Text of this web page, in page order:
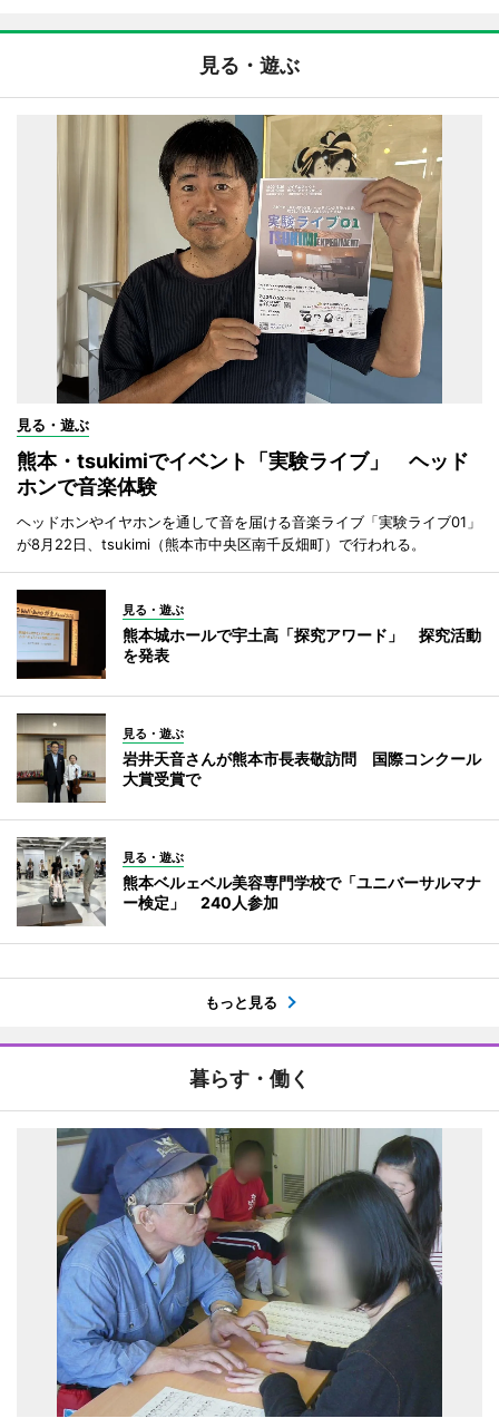
見る・遊ぶ
見る・遊ぶ
熊本・tsukimiでイベント「実験ライブ」 ヘッド
ホンで音楽体験
ヘッドホンやイヤホンを通して音を届ける音楽ライブ「実験ライブ01」
が8月22日、tsukimi（熊本市中央区南千反畑町）で行われる。
見る・遊ぶ
熊本城ホールで宇土高「探究アワード」 探究活動
を発表
見る・遊ぶ
岩井天音さんが熊本市長表敬訪問 国際コンクール
大賞受賞で
見る・遊ぶ
熊本ベルェベル美容専門学校で「ユニバーサルマナ
ー検定」 240人参加
もっと見る
暮らす・働く